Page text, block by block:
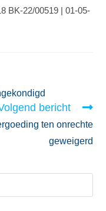
BK-22/00519 | 01-05-
bericht
ten onrechte
geweigerd